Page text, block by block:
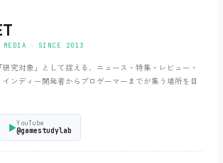
MEDIA ‧ SINCE 2013
究対象」として捉える、ニュース・特集・レビュー・
ンディー開発者からプロゲーマーまでが集う場所を目
▶YouTube
@gamestudylab